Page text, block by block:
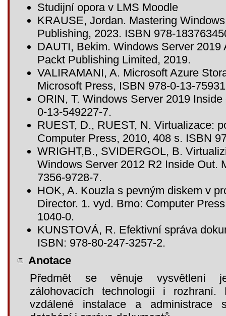
Studijní opora v LMS Moodle
KRAUSE, Jordan. Mastering
Publishing, 2023. ISBN 978-
DAUTI, Bekim. Windows Server
Packt Publishing Limited, 2019.
VALIRAMANI, A. Microsoft Azure
Microsoft Press, ISBN 978-0-13-
ORIN, T. Windows Server 2019
0-13-549227-7.
RUEST, D., RUEST, N. Virtualizace:
Computer Press, 2010, 408 s. ISBN
WRIGHT,B., SVIDERGOL, B.
Windows Server 2012 R2 Inside Out.
7356-9728-7.
HOK, A. Kouzla s pevným diskem v
Director. 1. vyd. Brno: Computer
1040-0.
KUNSTOVÁ, R. Efektivní správa
ISBN: 978-80-247-3257-2.
Anotace
Předmět se věnuje vysvětlení
zálohovacích technologií i
vzdálené instalace a administrace